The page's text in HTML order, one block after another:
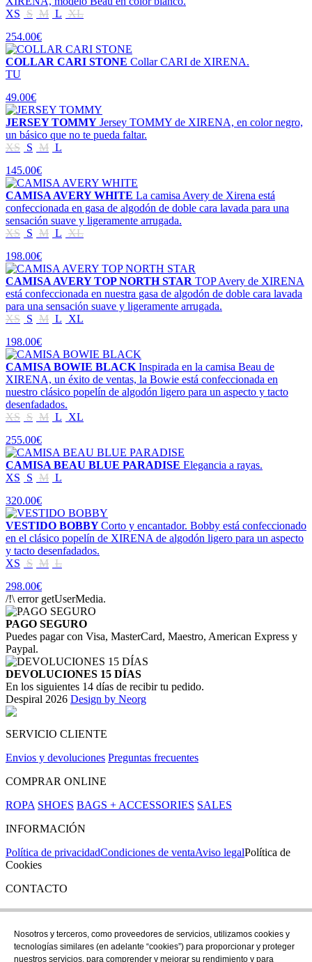
XS S M L XL
254.00€
COLLAR CARI STONE Collar CARI de XIRENA.
TU
49.00€
JERSEY TOMMY Jersey TOMMY de XIRENA, en color negro,
un básico que no te pueda faltar.
XS S M L
145.00€
CAMISA AVERY WHITE La camisa Avery de Xirena está
confeccionada en gasa de algodón de doble cara lavada para una
sensación suave y ligeramente arrugada.
XS S M L XL
198.00€
CAMISA AVERY TOP NORTH STAR TOP Avery de XIRENA
está confeccionada en nuestra gasa de algodón de doble cara lavada
para una sensación suave y ligeramente arrugada.
XS S M L
XL
198.00€
CAMISA BOWIE BLACK Inspirada en la camisa Beau de
XIRENA, un éxito de ventas, la Bowie está confeccionada en
nuestro clásico popelín de algodón ligero para un aspecto y tacto
desenfadados.
XS S M L
XL
255.00€
CAMISA BEAU BLUE PARADISE Elegancia a rayas.
XS
S M L
320.00€
VESTIDO BOBBYCorto y encantador. Bobby está confeccionado
en el clásico popelín de XIRENA de algodón ligero para un aspecto
y tacto desenfadados.
XS S M L
298.00€
/!\ error getUserMedia.
PAGO SEGURO
Puedes pagar con Visa, MasterCard, Maestro, American Express y
Paypal.
DEVOLUCIONES 15 DÍAS
En los siguientes 14 días de recibir tu pedido.
Despiral 2026 Design by Neorg
SERVICIO CLIENTE
Envios y devoluciones Preguntas frecuentes
COMPRAR ONLINE
ROPA SHOES BAGS + ACCESSORIES SALES
INFORMACIÓN
Política de privacidadCondiciones de ventaAviso legalPolítica de
Cookies
CONTACTO
Si tienes cualquier duda puedes contactar con nosotros en nuestra
TEL: +34 972 21 30 04
Nosotros y terceros, como proveedores de servicios, utilizamos cookies y
tecnologías similares (en adelante “cookies”) para proporcionar y proteger
nuestros servicios, para comprender y mejorar su rendimiento y para